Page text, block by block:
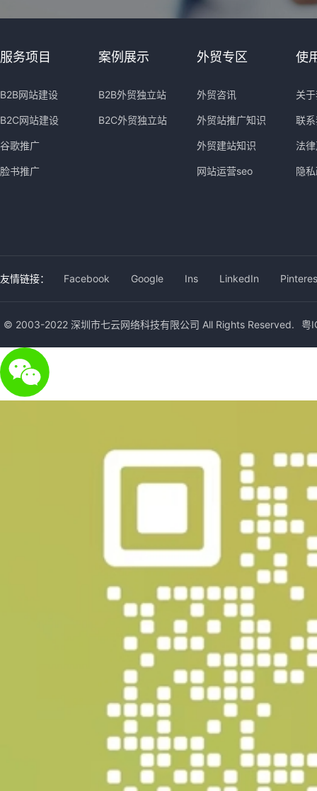
服务项目
B2B网站建设
B2C网站建设
谷歌推广
脸书推广
案例展示
B2B外贸独立站
B2C外贸独立站
外贸专区
外贸咨讯
外贸站推广知识
外贸建站知识
网站运营seo
使
关
联
法
隐
友情链接： Facebook Google Ins LinkedIn
© 2003-2022 深圳市七云网络科技有限公司 All Rights Reserved. 粤